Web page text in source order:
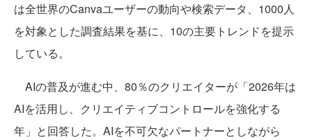
は全世界のCanvaユーザーの動向や検索データ、1000人
を対象とした調査結果を基に、10の主要トレンドを提示
している。
AIの普及が進む中、80％のクリエイターが「2026年は
AIを活用し、クリエイティブコントロールを強化する
年」と回答した。AIを不可欠なパートナーとしながら